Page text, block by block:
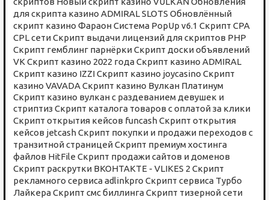
для скрипта казино ADMIRAL SLOTS Обновлённый
скрипт казино Фараон Система PopUp v6.1 Скрипт CPA
CPL сети Скрипт выдачи лицензий для скриптов PHP
Скрипт гемблинг парнёрки Скрипт доски объявлений
VK Скрипт казино 2022 года Скрипт казино ADMIRAL
Скрипт казино IZZI Скрипт казино joycasino Скрипт
казино VAVADA Скрипт казино Вулкан Платинум
Скрипт казино вулкан с раздеванием девушек и
стриптиз Скрипт каталога товаров с оплатой за клики
Скрипт открытия кейсов funcash Скрипт открытия
кейсов jetcash Скрипт покупки и продажи переходов с
транзитной страницей Скрипт премиум хостинга
файлов HitFile Скрипт продажи сайтов и доменов
Скрипт раскрутки ВКОНТАКТЕ - VLIKES 2 Скрипт
рекламного сервиса adlinkpro Скрипт сервиса Турбо
Лайкера Скрипт смс биллинга Скрипт тизерной сети